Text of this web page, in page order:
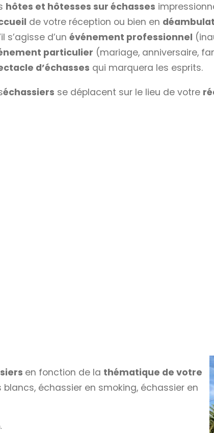
hôtes et hôtesses sur échasses
de votre réception ou bien en
s’agisse d’unévénement professionnel
particulier (mariage, anniversaire,
d’échasses qui marquera les esprits.
échassiers se déplacent sur le lieu de votre
en fonction de la thématique de votre
échassier en smoking, échassier en